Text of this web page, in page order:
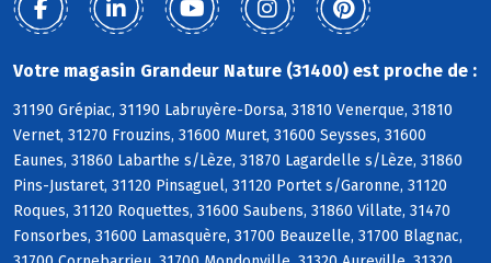
Votre magasin Grandeur Nature (31400) est proche de :
31190 Grépiac, 31190 Labruyère-Dorsa, 31810 Venerque, 31810
Vernet, 31270 Frouzins, 31600 Muret, 31600 Seysses, 31600
Eaunes, 31860 Labarthe s/Lèze, 31870 Lagardelle s/Lèze, 31860
Pins-Justaret, 31120 Pinsaguel, 31120 Portet s/Garonne, 31120
Roques, 31120 Roquettes, 31600 Saubens, 31860 Villate, 31470
Fonsorbes, 31600 Lamasquère, 31700 Beauzelle, 31700 Blagnac,